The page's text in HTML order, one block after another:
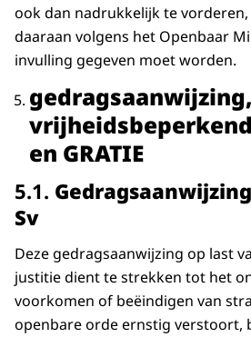
ook dan nadrukkelijk te
daaraan volgens het Openbaar
invulling gegeven moet worden.
gedragsaanwijzing,
en GRATIE
​​​​​​​5.1.
Sv
Deze gedragsaanwijzing op last
justitie dient te strekken tot het
voorkomen of beëindigen van
openbare orde ernstig verstoort,